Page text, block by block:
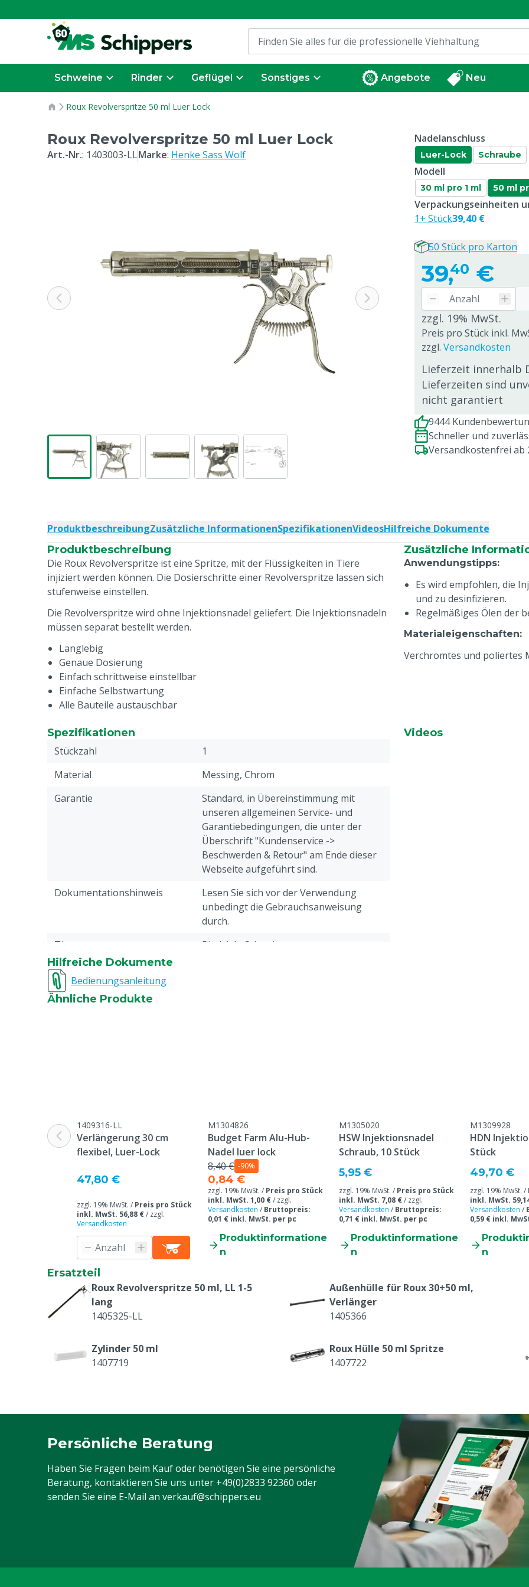
Schweine Rinder Geflügel Sonstiges Angebote Neu
Roux Revolverspritze 50 ml Luer Lock
Roux Revolverspritze 50 ml Luer Lock
Art.-Nr.: 1403003-LLMarke: Henke Sass Wolf
Nadelanschluss
Luer-Lock Schraube
Modell
30 ml pro 1 ml 50 ml
39,40 €
zzgl. 19% MwSt.
Preis pro Stück inkl.
zzgl. Versandkosten
Lieferzeit innerhalb
Lieferzeiten sind
nicht garantiert
Verpackungseinheiten
1+ Stück39,40 €
50 Stück pro Karton
9444
Schneller und
Versandkostenfrei ab
ProduktbeschreibungZusätzliche InformationenSpezifikationenVideosHilfreiche Dokumente
Produktbeschreibung
Die Roux Revolverspritze ist eine Spritze, mit der Flüssigkeiten in Tiere
injiziert werden können. Die Dosierschritte einer Revolverspritze lassen sich
stufenweise einstellen.
Die Revolverspritze wird ohne Injektionsnadel geliefert. Die Injektionsnadeln
müssen separat bestellt werden.
Langlebig
Genaue Dosierung
Einfach schrittweise einstellbar
Einfache Selbstwartung
Alle Bauteile austauschbar
Zusätzliche
Anwendungstipps:
Es wird empfohlen, die
und zu desinfizieren.
Regelmäßiges Ölen der
Materialeigenschaften:
Verchromtes und poliertes
Spezifikationen
Stückzahl
1
Material
Messing, Chrom
Garantie
Standard, in Übereinstimmung mit
unseren allgemeinen Service- und
Garantiebedingungen, die unter der
Überschrift "Kundenservice ->
Beschwerden & Retour" am Ende dieser
Webseite aufgeführt sind.
Dokumentationshinweis
Lesen Sie sich vor der Verwendung
unbedingt die Gebrauchsanweisung
durch.
Tierarten
Rindvieh, Schweine
Typ Spritze
Spritzeninhalt
Videos
Hilfreiche Dokumente
Bedienungsanleitung
Ähnliche Produkte
1409316-LL
Verlängerung 30 cm
flexibel, Luer-Lock
47,80 €
zzgl. 19% MwSt. / Preis pro Stück
inkl. MwSt. 56,88 €/ zzgl.
Versandkosten
M1304826
Budget Farm Alu-Hub-
Nadel luer lock
8,40 € -90%
0,84 €
zzgl. 19% MwSt. / Preis pro Stück
inkl. MwSt. 1,00 €/ zzgl.
Versandkosten / Bruttopreis:
0,01 € inkl. MwSt. per pc
Produktinformatione
n
M1305020
HSW Injektionsnadel
Schraub, 10 Stück
5,95 €
zzgl. 19% MwSt. / Preis pro Stück
inkl. MwSt. 7,08 €/ zzgl.
Versandkosten / Bruttopreis:
0,71 € inkl. MwSt. per pc
Produktinformatione
n
M1309928
HDN
Stück
49,70 €
zzgl. 19% MwSt. /
inkl. MwSt.
Versandkosten /
0,59 € inkl.
n
Ersatzteil
Roux Revolverspritze 50 ml, LL 1-5
lang
1405325-LL
Außenhülle für Roux 30+50 ml,
Verlänger
1405366
Zylinder 50 ml
1407719
Roux Hülle 50 ml Spritze
1407722
1407727
1407735
Druckfeder für Griff
1407736
Transporthaken
Set Abschlussringe für Roux Spritze
30/50 ml
Persönliche Beratung
Haben Sie Fragen beim Kauf oder benötigen Sie eine persönliche
Beratung, kontaktieren Sie uns unter +49(0)2833 92360 oder
senden Sie eine E-Mail an verkauf@schippers.eu